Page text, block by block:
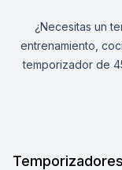
¿Necesitas un
entrenamiento,
temporizador de
Temporizadores